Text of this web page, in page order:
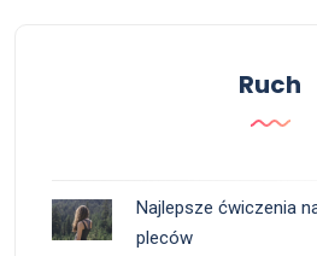
Ruch
Najlepsze ćwiczenia
pleców